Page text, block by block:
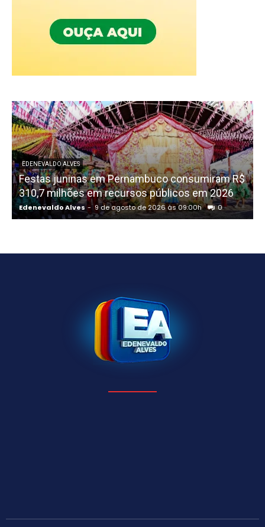
EDENEVALDO ALVES
Festas juninas em Pernambuco consumiram R$
310,7 milhões em recursos públicos em 2026
Edenevaldo Alves - 9 de agosto de 2026 às 09:00h 0